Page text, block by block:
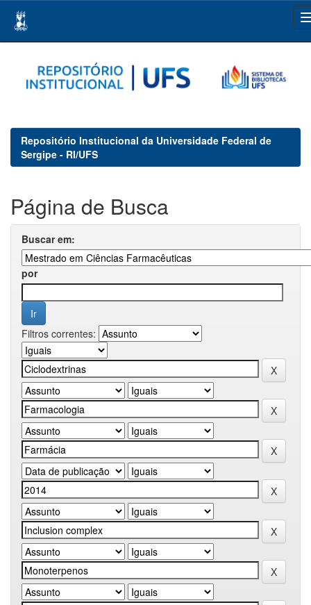
navigation
Repositório Institucional da Universidade Federal de
Sergipe - RI/UFS
Página de Busca
Buscar em:
por
Filtros correntes: